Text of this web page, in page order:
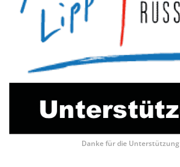
Danke für die Unterstützung